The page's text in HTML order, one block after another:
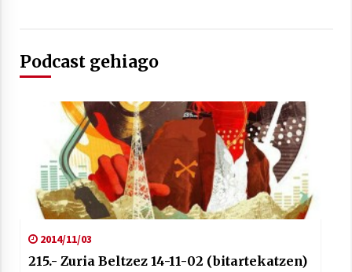
Arrosaren 20 urteez
2021/07/06
Hala Bedi irratiko Hizpidea saioan
Arrosaren 20 urteez
2021/07/03
Podcast gehiago
2014/11/03
215.- Zuria Beltzez 14-11-02 (bitartekatzen)